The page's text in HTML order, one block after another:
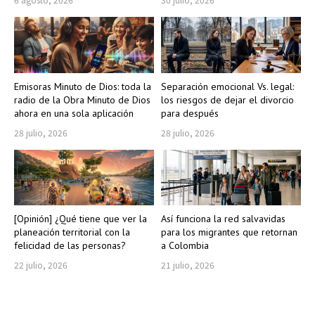
Emisoras Minuto de Dios: toda la
radio de la Obra Minuto de Dios
ahora en una sola aplicación
28 julio, 2026
Separación emocional Vs. legal:
los riesgos de dejar el divorcio
para después
28 julio, 2026
[Opinión] ¿Qué tiene que ver la
planeación territorial con la
felicidad de las personas?
22 julio, 2026
Así funciona la red salvavidas
para los migrantes que retornan
a Colombia
21 julio, 2026